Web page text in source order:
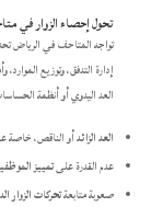
تحول إحصاء الزوار في
تواجه المتاحف في الرياض
إدارة التدفق، وتوزيع
العد اليدوي أو أنظمة
العد الزائدأو الناقص، خاصة
عدم القدرة علىتمييز
صعوبة متابعةتحركات الزوار